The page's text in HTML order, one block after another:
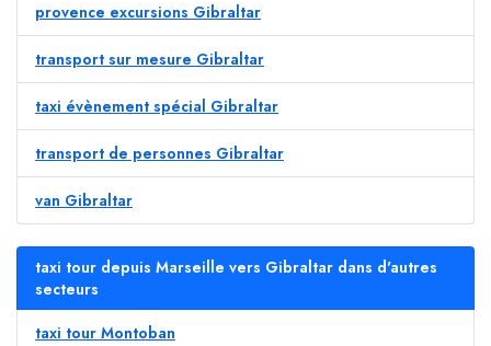
provence excursions Gibraltar
transport sur mesure Gibraltar
taxi évènement spécial Gibraltar
transport de personnes Gibraltar
van Gibraltar
taxi tour depuis Marseille vers Gibraltar dans d'autres
secteurs
taxi tour Montoban